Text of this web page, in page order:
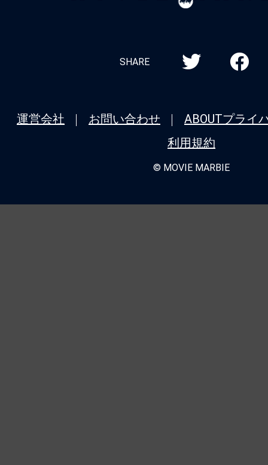
SHARE
運営会社 お問い合わせ ABOUTプライ
利用規約
© MOVIE MARBIE